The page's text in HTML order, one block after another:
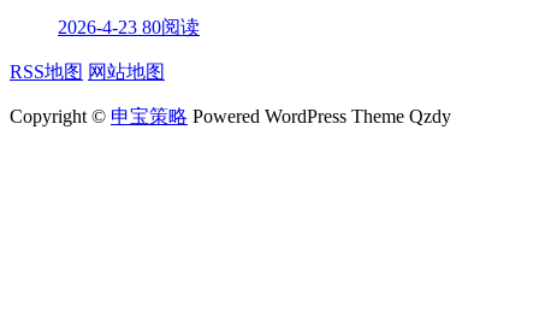
2026-4-23 80阅读
RSS地图 网站地图
Copyright © 申宝策略 Powered WordPress Theme Qzdy